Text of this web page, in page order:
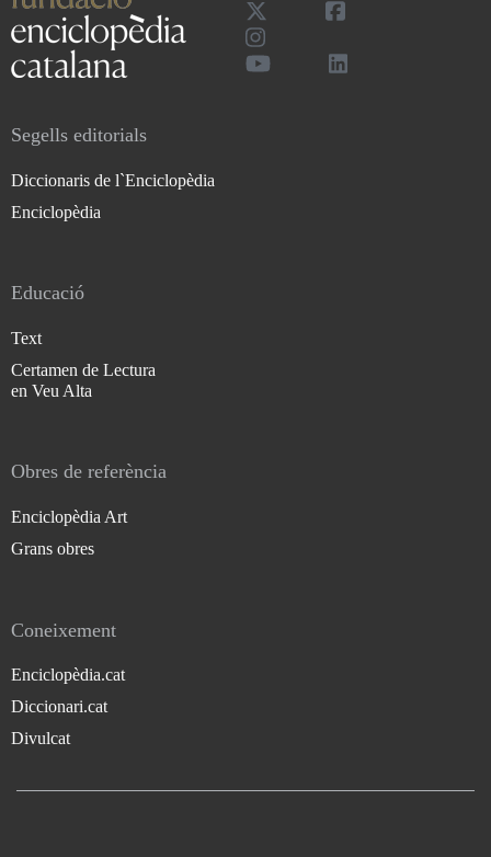
Segells editorials
Diccionaris de l`Enciclopèdia
Enciclopèdia
Educació
Text
Certamen de Lectura
en Veu Alta
Obres de referència
Enciclopèdia Art
Grans obres
Coneixement
Enciclopèdia.cat
Diccionari.cat
Divulcat